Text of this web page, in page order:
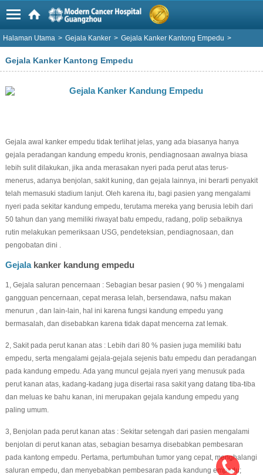
Halaman Utama > Gejala Kanker > Gejala Kanker Kantong Empedu >
Gejala Kanker Kantong Empedu
Gejala awal kanker empedu tidak terlihat jelas, yang ada biasanya hanya
gejala peradangan kandung empedu kronis, pendiagnosaan awalnya biasa
lebih sulit dilakukan, jika anda merasakan nyeri pada perut atas terus-
menerus, adanya benjolan, sakit kuning, dan gejala lainnya, ini berarti penyakit
telah memasuki stadium lanjut. Oleh karena itu, bagi pasien yang mengalami
nyeri pada sekitar kandung empedu, terutama mereka yang berusia lebih dari
50 tahun dan yang memiliki riwayat batu empedu, radang, polip sebaiknya
rutin melakukan pemeriksaan USG, pendeteksian, pendiagnosaan, dan
pengobatan dini .
Gejala kanker kandung empedu
1, Gejala saluran pencernaan : Sebagian besar pasien ( 90 % ) mengalami
gangguan pencernaan, cepat merasa lelah, bersendawa, nafsu makan
menurun , dan lain-lain, hal ini karena fungsi kandung empedu yang
bermasalah, dan disebabkan karena tidak dapat mencerna zat lemak.
2, Sakit pada perut kanan atas : Lebih dari 80 % pasien juga memiliki batu
empedu, serta mengalami gejala-gejala sejenis batu empedu dan peradangan
pada kandung empedu. Ada yang muncul gejala nyeri yang menusuk pada
perut kanan atas, kadang-kadang juga disertai rasa sakit yang datang tiba-tiba
dan meluas ke bahu kanan, ini merupakan gejala kandung empedu yang
paling umum.
3, Benjolan pada perut kanan atas : Sekitar setengah dari pasien mengalami
benjolan di perut kanan atas, sebagian besarnya disebabkan pembesaran
pada kantong empedu. Pertama, pertumbuhan tumor yang cepat, menghalangi
saluran empedu, dan menyebabkan pembesaran pada kandung empedu;